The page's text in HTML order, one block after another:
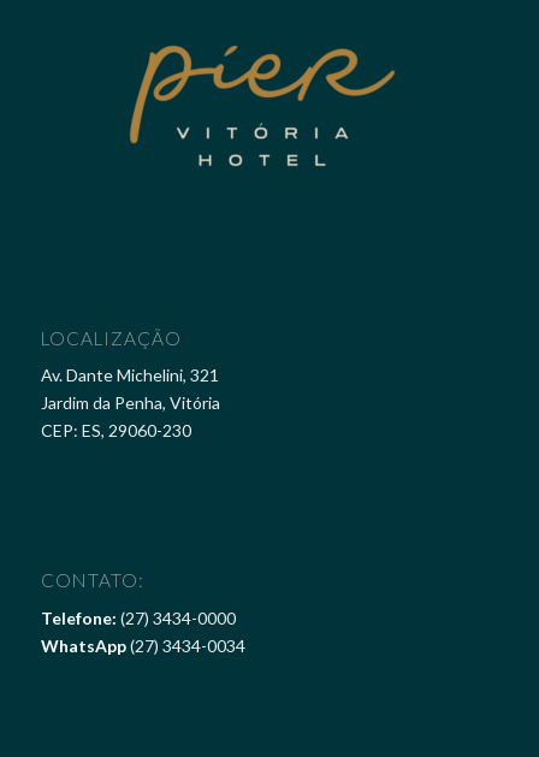
LOCALIZAÇÃO
Av. Dante Michelini, 321
Jardim da Penha, Vitória
CEP: ES, 29060-230
CONTATO:
Telefone: (27) 3434-0000
WhatsApp(27) 3434-0034